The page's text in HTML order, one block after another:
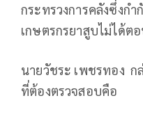
กระทรวงการคลังซึ่งกำ
เกษตรกรยาสูบไม่ได้ต
นายวัชระ เพชรทอง ก
ที่ต้องตรวจสอบคือ